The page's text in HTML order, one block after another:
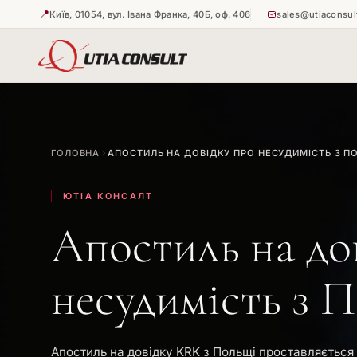
📍Київ, 01054, вул. Івана Франка, 40Б, оф. 406
ГОЛОВНА АПОСТИЛЬ НА ДОВІДКУ ПРО НЕСУДИМІСТЬ З
ЮТІА КОНСАЛТ
Апостиль на
несудимість з
Апостиль на довідку KRK з Польщі